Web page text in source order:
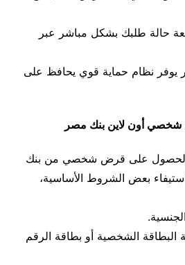
حالة طلبك بشكل مباشر عبر
يوفر نظام حماية قوي يحافظ على
أون لاين بنك مصر
والحصول على قرض شخصي من بنك
بعض الشروط الأساسية،
الشخصية أو بطاقة الرقم